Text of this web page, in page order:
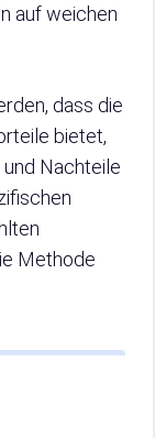
auf weichen
dass die
bietet,
Nachteile
Methode